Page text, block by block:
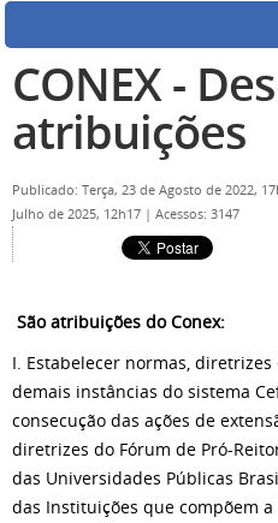
CONEX -
atribuições
Publicado: Terça, 23 de Agosto de 2022,
Julho de 2025, 12h17 | Acessos: 3147
São atribuições do Conex:
I. Estabelecer normas,
demais instâncias do sistema
consecução das ações de
diretrizes do Fórum de Pró-
das Universidades Públicas
das Instituições que compõem a